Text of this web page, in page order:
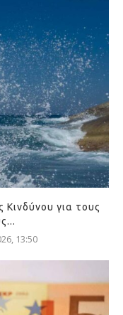
Κινδύνου για τους
13:50